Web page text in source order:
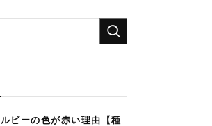
ルビーの色が赤い理由【種